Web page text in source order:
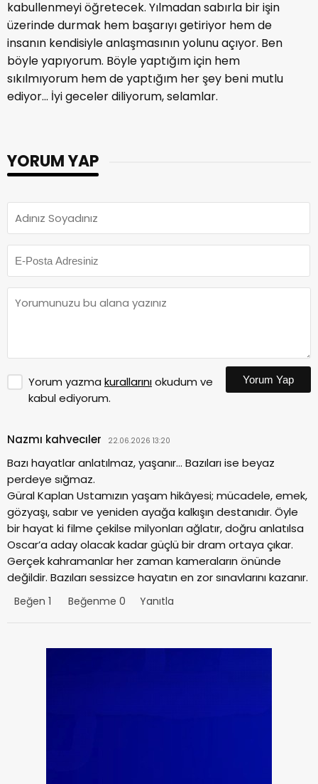
kabullenmeyi öğretecek. Yılmadan sabırla bir işin
üzerinde durmak hem başarıyı getiriyor hem de
insanın kendisiyle anlaşmasının yolunu açıyor. Ben
böyle yapıyorum. Böyle yaptığım için hem
sıkılmıyorum hem de yaptığım her şey beni mutlu
ediyor... İyi geceler diliyorum, selamlar.
YORUM YAP
Yorum yazma kurallarınıokudum ve
kabul ediyorum.
Yorum Yap
Nazmı kahvecıler 22.06.2026 13:20
Bazı hayatlar anlatılmaz, yaşanır… Bazıları ise beyaz
perdeye sığmaz.
Güral Kaplan Ustamızın yaşam hikâyesi; mücadele, emek,
gözyaşı, sabır ve yeniden ayağa kalkışın destanıdır. Öyle
bir hayat ki filme çekilse milyonları ağlatır, doğru anlatılsa
Oscar’a aday olacak kadar güçlü bir dram ortaya çıkar.
Gerçek kahramanlar her zaman kameraların önünde
değildir. Bazıları sessizce hayatın en zor sınavlarını kazanır.
Beğen 1 Beğenme 0 Yanıtla